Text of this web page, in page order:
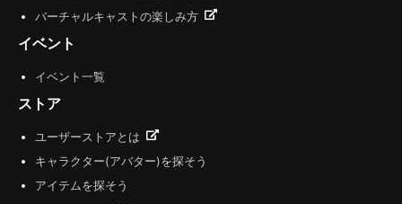
バーチャルキャストの楽しみ方
イベント
イベント一覧
ストア
ユーザーストアとは
キャラクター(アバター)を探そう
アイテムを探そう